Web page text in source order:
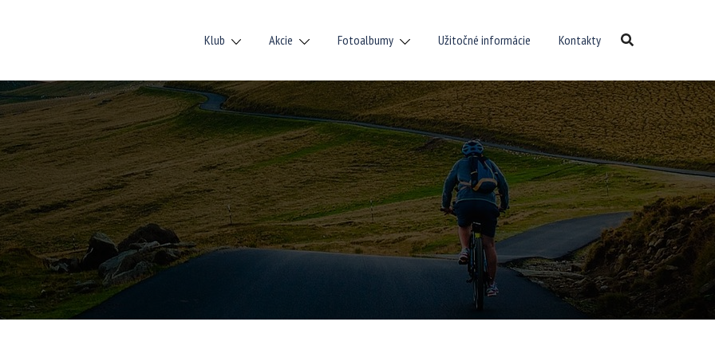
Klub Akcie Fotoalbumy Užitočné informácie Kontakty